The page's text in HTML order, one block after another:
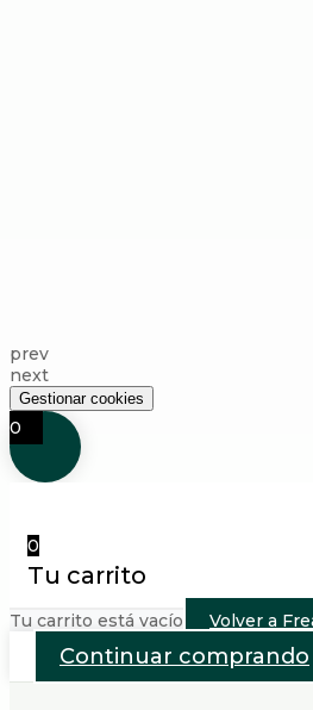
prev
next
Gestionar cookies
0
0
Tu carrito
Tu carrito está vacío Volver a
Continuar comprando